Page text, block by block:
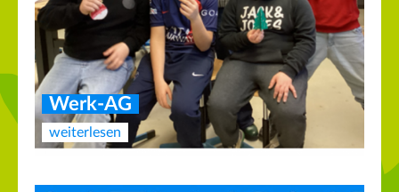
Werk-AG
weiterlesen